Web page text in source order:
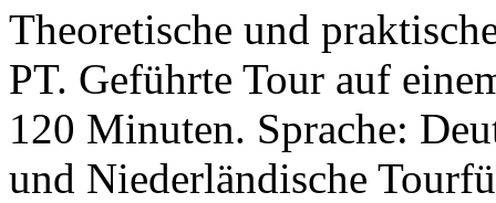
Theoretische und
PT. Geführte Tour auf
120 Minuten. Sprache:
und Niederländische